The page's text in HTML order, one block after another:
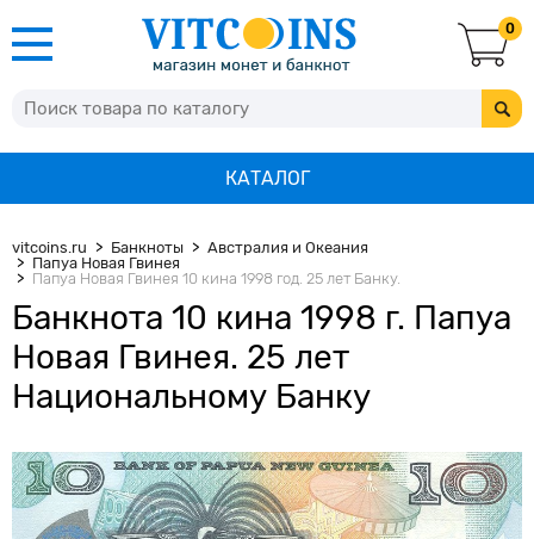
0
КАТАЛОГ
vitcoins.ru Банкноты
Австралия и Океания
Папуа Новая Гвинея
Папуа Новая Гвинея 10 кина 1998 год. 25 лет Банку.
Банкнота 10 кина 1998 г. Папуа
Новая Гвинея. 25 лет
Национальному Банку